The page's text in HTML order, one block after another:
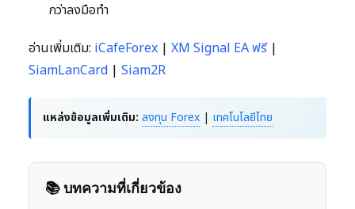
กว่าลงมือทำ
อ่านเพิ่มเติม: iCafeForex | XM Signal EA ฟรี|
SiamLanCard | Siam2R
แหล่งข้อมูลเพิ่มเติม: ลงทุน Forex | เทคโนโลยีไทย
📚 บทความที่เกี่ยวข้อง